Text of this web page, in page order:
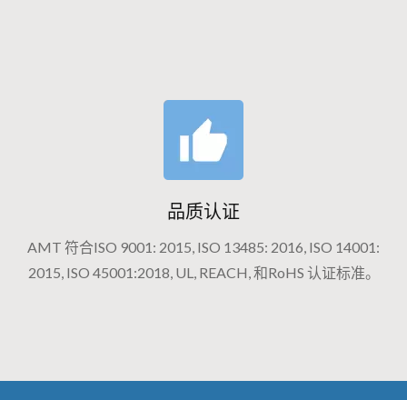
品质认证
AMT 符合ISO 9001: 2015, ISO 13485: 2016, ISO 14001:
2015, ISO 45001:2018, UL, REACH, 和RoHS 认证标准。